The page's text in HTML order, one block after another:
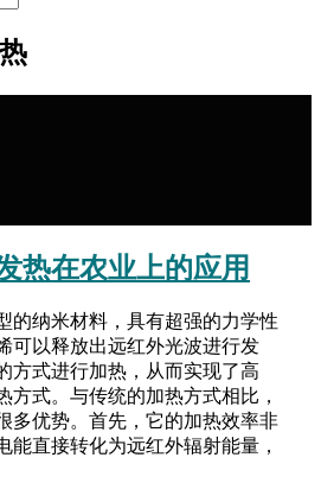
热在农业上的应用
的纳米材料，具有超强的力学性
可以释放出远红外光波进行发
方式进行加热，从而实现了高
方式。与传统的加热方式相比，
多优势。首先，它的加热效率非
能直接转化为远红外辐射能量，